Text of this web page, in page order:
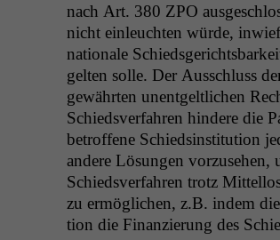
nach Art. 380 ZPO
nicht ein­leucht­en würde,
na­tionale
gel­ten solle. Der Auss­chluss
gewährten unent­geltlichen
Schiedsver­fahren hin­dere die
betrof­fene Schiedsin­sti­tu­tion
andere Lösun­gen vorzuse­hen,
Schiedsver­fahren trotz
zu ermöglichen, z.B. indem
tion die Finanzierung des